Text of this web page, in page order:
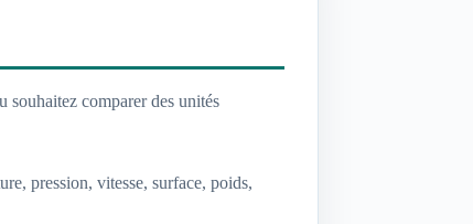
souhaitez comparer des unités
pression, vitesse, surface, poids,